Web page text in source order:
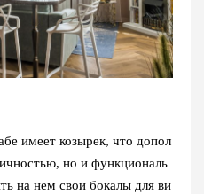
имеет козырек, что допол
но и функциональ
на нем свои бокалы для ви